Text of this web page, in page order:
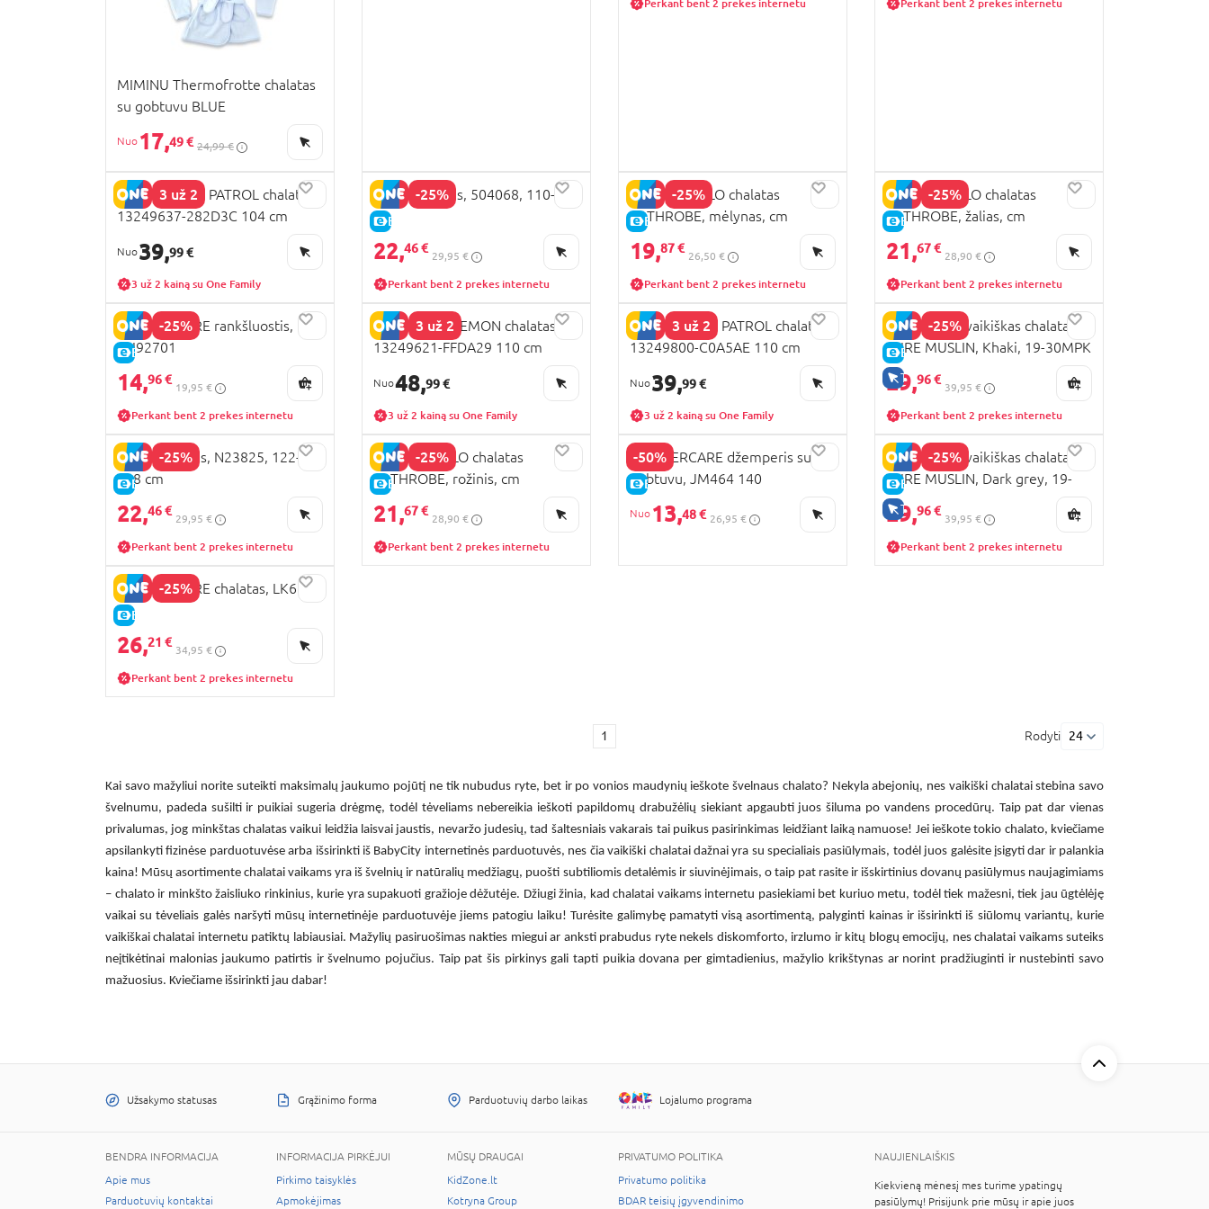
MIMINU Thermofrotte chalatas
su gobtuvu BLUE
17,49 € 24,99 €
Perkant bent 2 prekes internetu Perkant bent 2 prekes internetu
3 už 2
NAME IT PAW PATROL chalatas,
13249637-282D3C 104 cm
39,99 €
3 už 2 kainą su One Family
-25%
E-KAINA
NEXT chalatas, 504068, 110-116
cm
22,46 €
29,95 €
Perkant bent 2 prekes internetu
-25%
E-KAINA
COCCODRILLO chalatas
BATHROBE, mėlynas, cm
19,87 €
26,50 €
Perkant bent 2 prekes internetu
-25%
E-KAINA
COCCODRILLO chalatas
BATHROBE, žalias, cm
21,67 €
28,90 €
Perkant bent 2 prekes internetu
-25%
E-KAINA
MOTHERCARE rankšluostis,
AU92701
14,96 €
19,95 €
Perkant bent 2 prekes internetu
3 už 2
NAME IT POKEMON chalatas,
13249621-FFDA29 110 cm
48,99 €
3 už 2 kainą su One Family
3 už 2
NAME IT PAW PATROL chalatas,
13249800-C0A5AE 110 cm
39,99 €
3 už 2 kainą su One Family
-25%
E-KAINA
TIK INTERNETU
MARKLAND vaikiškas chalatas
PURE MUSLIN, Khaki, 19-30MPK
29,96 €
39,95 €
Perkant bent 2 prekes internetu
-25%
E-KAINA
NEXT chalatas, N23825, 122-
128 cm
22,46 €
29,95 €
Perkant bent 2 prekes internetu
-25%
E-KAINA
COCCODRILLO chalatas
BATHROBE, rožinis, cm
21,67 €
28,90 €
Perkant bent 2 prekes internetu
-50%
E-KAINA
MOTHERCARE džemperis su
gobtuvu, JM464 140
13,48 € 26,95 €
-25%
E-KAINA
TIK INTERNETU
MARKLAND vaikiškas chalatas
PURE MUSLIN, Dark grey, 19-
30MPDG
29,96 €
39,95 €
Perkant bent 2 prekes internetu
-25%
E-KAINA
MOTHERCARE chalatas, LK630
26,21 €
34,95 €
Perkant bent 2 prekes internetu
1 Rodyti 24
Kai savo mažyliui norite suteikti maksimalų jaukumo pojūtį ne tik nubudus ryte, bet ir po vonios maudynių ieškote švelnaus chalato? Nekyla abejonių, nes vaikiški chalataistebina savo
švelnumu, padeda sušilti ir puikiai sugeria drėgmę, todėl tėveliams nebereikia ieškoti papildomų drabužėlių siekiant apgaubti juos šiluma po vandens procedūrų. Taip pat dar vienas
privalumas, jog minkštaschalatas vaikui leidžia laisvai jaustis, nevaržo judesių, tad šaltesniais vakarais tai puikus pasirinkimas leidžiant laiką namuose! Jei ieškote tokio chalato, kviečiame
apsilankyti fizinėse parduotuvėse arba išsirinkti iš BabyCity internetinės parduotuvės, nes čiavaikiški chalataidažnai yra su specialiais pasiūlymais, todėl juos galėsite įsigyti dar ir palankia
kaina! Mūsų asortimentechalatai vaikams yra iš švelnių ir natūralių medžiagų, puošti subtiliomis detalėmis ir siuvinėjimais, o taip pat rasite ir išskirtinius dovanų pasiūlymus naujagimiams
– chalato ir minkšto žaisliuko rinkinius, kurie yra supakuoti gražioje dėžutėje. Džiugi žinia, kad chalatai vaikams internetu pasiekiami bet kuriuo metu, todėl tiek mažesni, tiek jau ūgtėlėję
vaikai su tėveliais galės naršyti mūsų internetinėje parduotuvėje jiems patogiu laiku! Turėsite galimybę pamatyti visą asortimentą, palyginti kainas ir išsirinkti iš siūlomų variantų, kurie
vaikiškai chalatai internetu patiktų labiausiai. Mažylių pasiruošimas nakties miegui ar anksti prabudus ryte nekels diskomforto, irzlumo ir kitų blogų emocijų, neschalatai vaikamssuteiks
neįtikėtinai malonias jaukumo patirtis ir švelnumo pojučius. Taip pat šis pirkinys gali tapti puikia dovana per gimtadienius, mažylio krikštynas ar norint pradžiuginti ir nustebinti savo
mažuosius. Kviečiame išsirinkti jau dabar!
Užsakymo statusas Grąžinimo forma Parduotuvių darbo laikas Lojalumo programa
BENDRA INFORMACIJA
Apie mus
Parduotuvių kontaktai
INFORMACIJA PIRKĖJUI
Pirkimo taisyklės
Apmokėjimas
MŪSŲ DRAUGAI
KidZone.lt
Kotryna Group
PRIVATUMO POLITIKA
Privatumo politika
BDAR teisių įgyvendinimo
NAUJIENLAIŠKIS
Kiekvieną mėnesį mes turime ypatingų
pasiūlymų! Prisijunk prie mūsų ir apie juos